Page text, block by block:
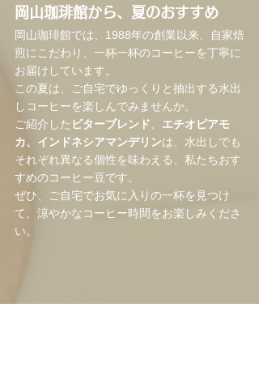
岡山珈琲館から、夏のおすすめ
岡山珈琲館では、1988年の創業以来、自家焙
煎にこだわり、一杯一杯のコーヒーを丁寧に
お届けしています。
この夏は、ご自宅でゆっくりと抽出する水出
しコーヒーを楽しんでみませんか。
ご紹介した ビターブレンド
エチオピアモ
カ、インドネシアマンデリンは、水出しでも
それぞれ異なる個性を味わえる、私たちおす
すめのコーヒー豆です。
ぜひ、ご自宅でお気に入りの一杯を見つけ
て、涼やかなコーヒー時間をお楽しみくださ
い。